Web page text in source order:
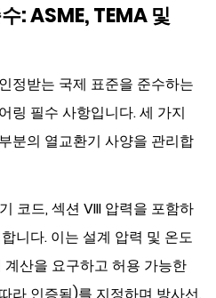
: ASME, TEMA 및
정받는 국제 표준을 준수하는
링 필수 사항입니다. 세 가지
분의 열교환기 사양을 관리합
코드, 섹션 VIII 압력을 포함하
니다. 이는 설계 압력 및 온도
산을 요구하고 허용 가능한
라 인증됨)를 지정하며 방사선,